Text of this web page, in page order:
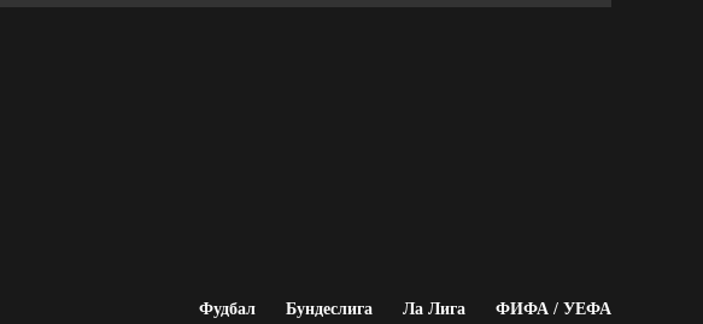
Фудбал Бундеслига Ла Лига ФИФА / УЕФА